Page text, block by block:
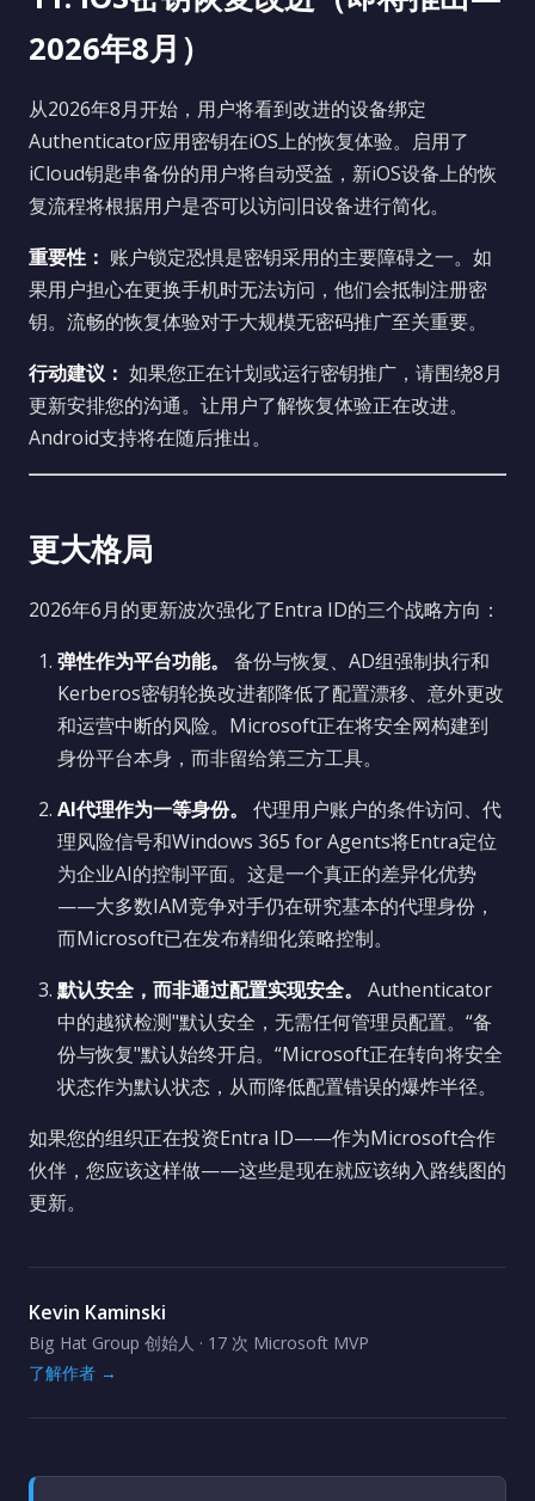
2026年8月）
从2026年8月开始，用户将看到改进的设备绑定
Authenticator应用密钥在iOS上的恢复体验。启用了
iCloud钥匙串备份的用户将自动受益，新iOS设备上的恢
复流程将根据用户是否可以访问旧设备进行简化。
重要性： 账户锁定恐惧是密钥采用的主要障碍之一。如
果用户担心在更换手机时无法访问，他们会抵制注册密
钥。流畅的恢复体验对于大规模无密码推广至关重要。
行动建议： 如果您正在计划或运行密钥推广，请围绕8月
更新安排您的沟通。让用户了解恢复体验正在改进。
Android支持将在随后推出。
更大格局
2026年6月的更新波次强化了Entra ID的三个战略方向：
弹性作为平台功能。
备份与恢复、AD组强制执行和
Kerberos密钥轮换改进都降低了配置漂移、意外更改
和运营中断的风险。Microsoft正在将安全网构建到
身份平台本身，而非留给第三方工具。
AI代理作为一等身份。
代理用户账户的条件访问、代
理风险信号和Windows 365 for Agents将Entra定位
为企业AI的控制平面。这是一个真正的差异化优势
——大多数IAM竞争对手仍在研究基本的代理身份，
而Microsoft已在发布精细化策略控制。
默认安全，而非通过配置实现安全。
Authenticator
中的越狱检测"默认安全，无需任何管理员配置。“备
份与恢复"默认始终开启。“Microsoft正在转向将安全
状态作为默认状态，从而降低配置错误的爆炸半径。
如果您的组织正在投资Entra ID——作为Microsoft合作
伙伴，您应该这样做——这些是现在就应该纳入路线图的
更新。
Kevin Kaminski
Big Hat Group 创始人 · 17 次 Microsoft MVP
了解作者 →